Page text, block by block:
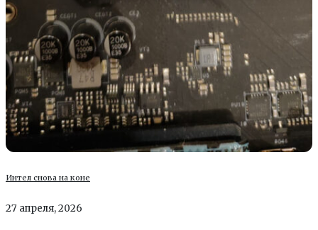
Интел снова на коне
27 апреля, 2026